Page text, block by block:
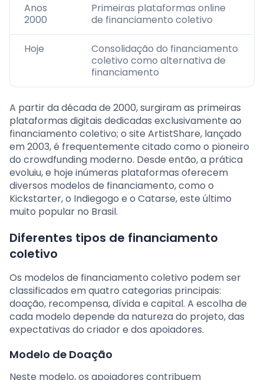
Anos
2000
Primeiras plataformas online
de financiamento coletivo
Hoje
Consolidação do financiamento
coletivo como alternativa de
financiamento
A partir da década de 2000, surgiram as primeiras
plataformas digitais dedicadas exclusivamente ao
financiamento coletivo; o site ArtistShare, lançado
em 2003, é frequentemente citado como o pioneiro
do crowdfunding moderno. Desde então, a prática
evoluiu, e hoje inúmeras plataformas oferecem
diversos modelos de financiamento, como o
Kickstarter, o Indiegogo e o Catarse, este último
muito popular no Brasil.
Diferentes tipos de financiamento
coletivo
Os modelos de financiamento coletivo podem ser
classificados em quatro categorias principais:
doação, recompensa, dívida e capital. A escolha de
cada modelo depende da natureza do projeto, das
expectativas do criador e dos apoiadores.
Modelo de Doação
Neste modelo, os apoiadores contribuem